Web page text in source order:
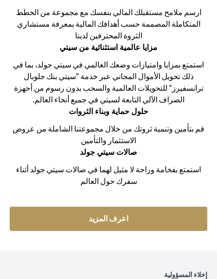
ارسم ملامح مستقبلك المالي بنفسك مع مجموعة من الخطط
المتكاملة المصممة حسب أهدافك المالية بمعرفة مستشاري
الثروة المحترفين لدينا
مزايا عالمية استثنائية من سيتي
استمتع بمزايا وامتيازات وضعك العالمي في سيتي جولد، بما في
ذلك تحويل الأموال المجاني عبر خدمة "سيتي بنك جلوبال
ترانسفيرز" للتحويلات العالمية والسحب بدون رسوم من أجهزة
الصراف الآلي التابعة لسيتي في جميع أنحاء العالم.
حلول حماية وبناء الثروات
قم بتأمين وتنمية ثروتك من خلال مجموعتنا الشاملة من عروض
الاستثمار والتأمين
صالات سيتي جولد
استمتع بفخامة وراحة لا مثيل لهما في صالات سيتي جولد أثناء
سفرك حول العالم
اعرف المزيد
إخلاء المسؤولية